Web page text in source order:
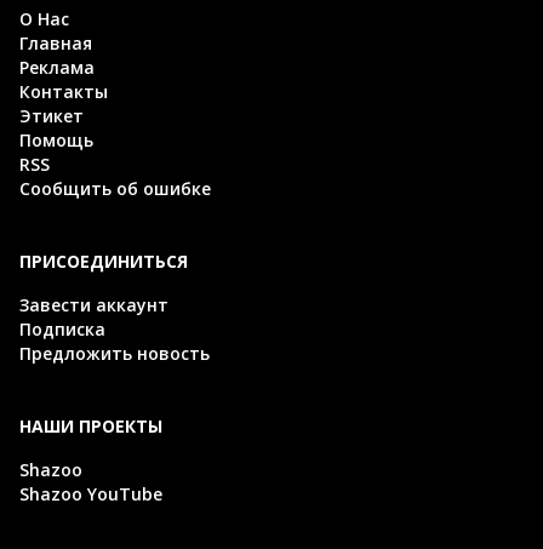
О Нас
Главная
Реклама
Контакты
Этикет
Помощь
RSS
Сообщить об ошибке
ПРИСОЕДИНИТЬСЯ
Завести аккаунт
Подписка
Предложить новость
НАШИ ПРОЕКТЫ
Shazoo
Shazoo YouTube